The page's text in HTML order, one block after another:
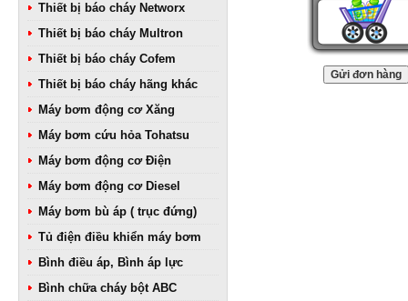
Thiết bị báo cháy Networx
Thiết bị báo cháy Multron
Thiết bị báo cháy Cofem
Thiết bị báo cháy hãng khác
Máy bơm động cơ Xăng
Máy bơm cứu hỏa Tohatsu
Máy bơm động cơ Điện
Máy bơm động cơ Diesel
Máy bơm bù áp ( trục đứng)
Tủ điện điều khiển máy bơm
Bình điều áp, Bình áp lực
Bình chữa cháy bột ABC